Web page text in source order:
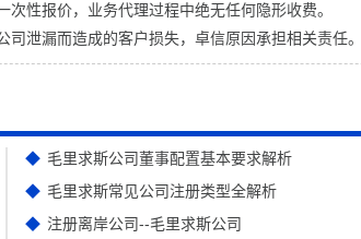
性报价，业务代理过程中绝无任何隐形收费。
泄漏而造成的客户损失，卓信原因承担相关责任。
毛里求斯公司董事配置基本要求解析
毛里求斯常见公司注册类型全解析
注册离岸公司--毛里求斯公司